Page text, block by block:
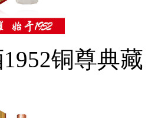
铜尊典藏